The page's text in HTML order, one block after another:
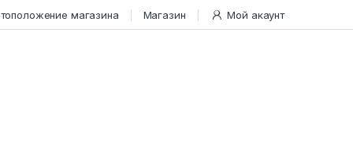
магазина Магазин Мой акаунт